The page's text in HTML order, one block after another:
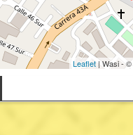
Leaflet| Wasi - ©